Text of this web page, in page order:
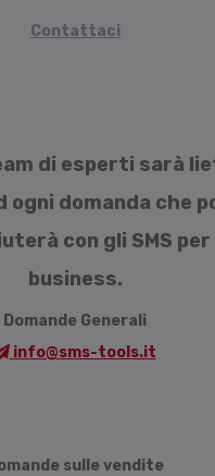
Contattaci
di esperti sarà
ogni domanda che
con gli SMS
business.
Domande Generali
info@sms-tools.it
sulle vendite